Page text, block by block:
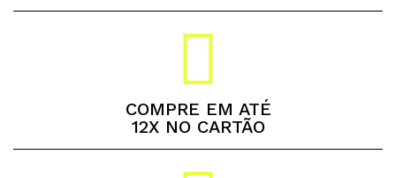
COMPRE EM ATÉ
12X NO CARTÃO